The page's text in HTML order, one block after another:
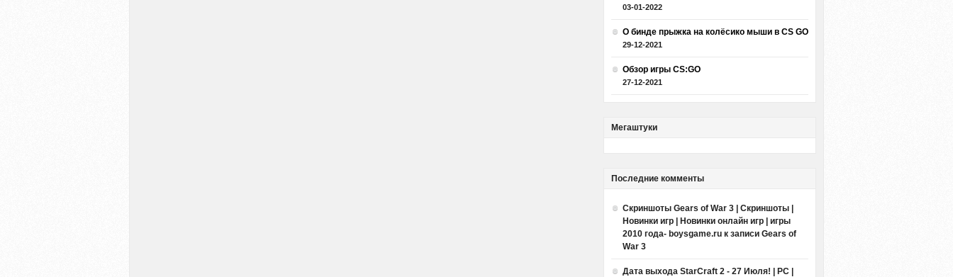
03-01-2022
О бинде прыжка на колёсико мыши в CS GO
29-12-2021
Обзор игры CS:GO
27-12-2021
Мегаштуки
Последние комменты
Скриншоты Gears of War 3 | Скриншоты |
Новинки игр | Новинки онлайн игр | игры
2010 года- boysgame.ru к записи Gears of
War 3
Дата выхода StarCraft 2 - 27 Июля! | PC |